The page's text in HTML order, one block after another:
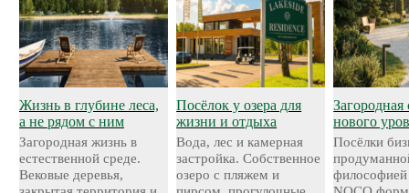
Жизнь в глубине леса,
а не рядом с ним
Загородная жизнь в
естественной среде.
Вековые деревья,
Посёлок у озера для
жизни и отдыха
Вода, лес и камерная
застройка. Собственное
озеро с пляжем и
Загородная
нового
Посёлки